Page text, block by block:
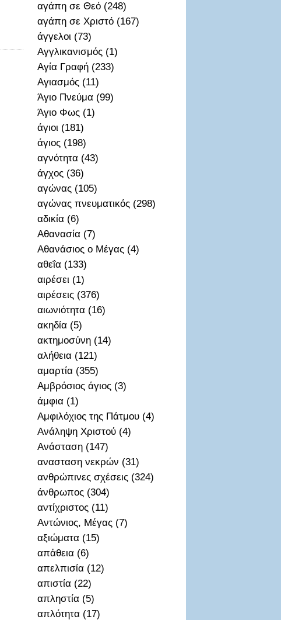
αγάπη σε Θεό (248)
αγάπη σε Χριστό (167)
άγγελοι (73)
Αγγλικανισμός (1)
Αγία Γραφή (233)
Αγιασμός (11)
Άγιο Πνεύμα (99)
Άγιο Φως (1)
άγιοι (181)
άγιος (198)
αγνότητα (43)
άγχος (36)
αγώνας (105)
αγώνας πνευματικός (298)
αδικία (6)
Αθανασία (7)
Αθανάσιος ο Μέγας (4)
αθεΐα (133)
αιρέσει (1)
αιρέσεις (376)
αιωνιότητα (16)
ακηδία (5)
ακτημοσὐνη (14)
αλήθεια (121)
αμαρτία (355)
Αμβρόσιος άγιος (3)
άμφια (1)
Αμφιλόχιος της Πάτμου (4)
Ανάληψη Χριστού (4)
Ανάσταση (147)
ανασταση νεκρών (31)
ανθρώπινες σχέσεις (324)
άνθρωπος (304)
αντίχριστος (11)
Αντώνιος, Μέγας (7)
αξιώματα (15)
απἀθεια (6)
απελπισία (12)
απιστία (22)
απληστία (5)
απλότητα (17)